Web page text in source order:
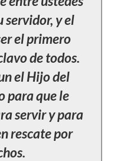
servidor, y el
el primero
de todos.
el Hijo del
para que le
servir y para
rescate por